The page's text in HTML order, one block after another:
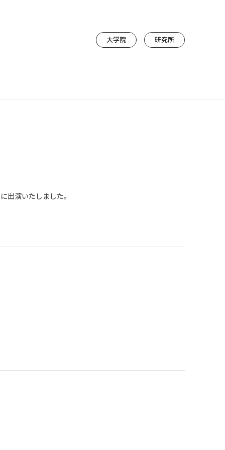
大学院 研究所
出演いたしました。